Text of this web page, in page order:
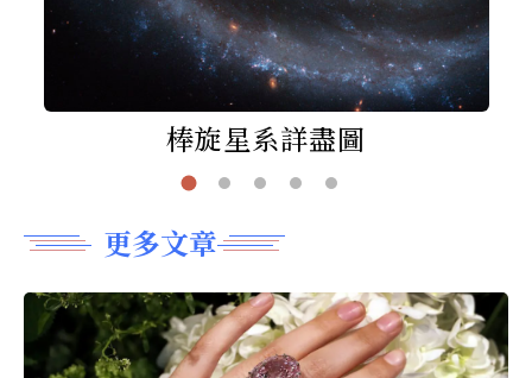
棒旋星系詳盡圖
更多文章